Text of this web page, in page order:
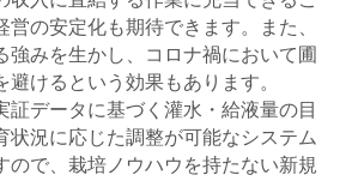
営の安定化も期待できます。また、
強みを生かし、コロナ禍において圃
避けるという効果もあります。
証データに基づく灌水・給液量の目
状況に応じた調整が可能なシステム
ので、栽培ノウハウを持たない新規